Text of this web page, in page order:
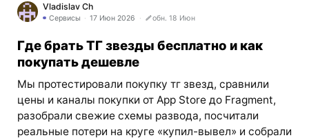
Vladislav Ch
Сервисы 17 Июн 2026 обн. 18 Июн
Где брать ТГ звезды бесплатно и как
покупать дешевле
Мы протестировали покупку тг звезд, сравнили
цены и каналы покупки от App Store до Fragment,
разобрали свежие схемы развода, посчитали
реальные потери на круге «купил-вывел» и собрали